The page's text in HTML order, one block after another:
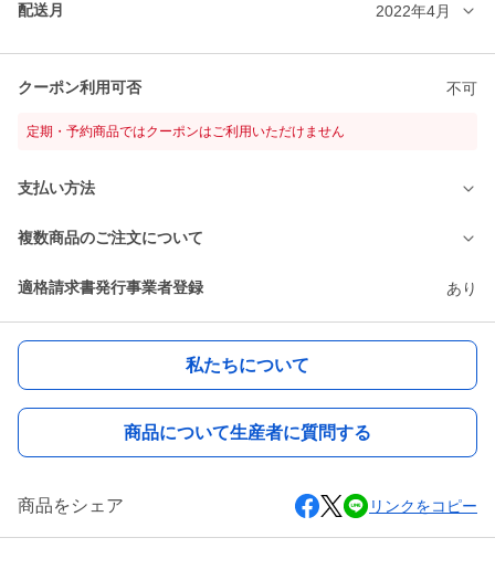
配送月 2022年4月
クーポン利用可否 不可
定期・予約商品ではクーポンはご利用いただけません
支払い方法
複数商品のご注文について
適格請求書発行事業者登録 あり
私たちについて
商品について生産者に質問する
商品をシェア リンクをコピー